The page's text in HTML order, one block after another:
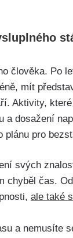
člověka. Po
mít
Aktivity,
dosažení
plánu pro
svých
chyběl čas.
ale také
a nemusíte